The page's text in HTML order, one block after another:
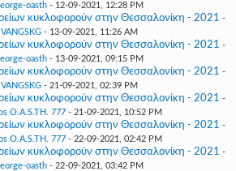
oasth- 12-09-2021, 12:28 PM
κυκλοφορούν στην Θεσσαλονίκη - 2021 -
VANGSKG- 13-09-2021, 11:26 AM
κυκλοφορούν στην Θεσσαλονίκη - 2021 -
oasth- 13-09-2021, 09:15 PM
κυκλοφορούν στην Θεσσαλονίκη - 2021 -
VANGSKG- 21-09-2021, 02:39 PM
κυκλοφορούν στην Θεσσαλονίκη - 2021 -
O.A.S.TH. 777- 21-09-2021, 10:52 PM
κυκλοφορούν στην Θεσσαλονίκη - 2021 -
O.A.S.TH. 777- 22-09-2021, 02:42 PM
κυκλοφορούν στην Θεσσαλονίκη - 2021 -
oasth- 22-09-2021, 03:42 PM